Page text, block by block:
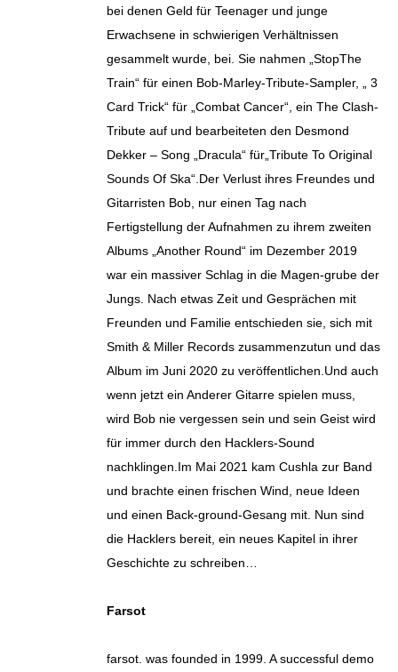
bei denen Geld für Teenager und junge
Erwachsene in schwierigen Verhältnissen
gesammelt wurde, bei. Sie nahmen „StopThe
Train“ für einen Bob-Marley-Tribute-Sampler, „ 3
Card Trick“ für „Combat Cancer“, ein The Clash-
Tribute auf und bearbeiteten den Desmond
Dekker – Song „Dracula“ für„Tribute To Original
Sounds Of Ska“.Der Verlust ihres Freundes und
Gitarristen Bob, nur einen Tag nach
Fertigstellung der Aufnahmen zu ihrem zweiten
Albums „Another Round“ im Dezember 2019
war ein massiver Schlag in die Magen-grube der
Jungs. Nach etwas Zeit und Gesprächen mit
Freunden und Familie entschieden sie, sich mit
Smith & Miller Records zusammenzutun und das
Album im Juni 2020 zu veröffentlichen.Und auch
wenn jetzt ein Anderer Gitarre spielen muss,
wird Bob nie vergessen sein und sein Geist wird
für immer durch den Hacklers-Sound
nachklingen.Im Mai 2021 kam Cushla zur Band
und brachte einen frischen Wind, neue Ideen
und einen Back-ground-Gesang mit. Nun sind
die Hacklers bereit, ein neues Kapitel in ihrer
Geschichte zu schreiben…
Farsot
farsot. was founded in 1999. A successful demo